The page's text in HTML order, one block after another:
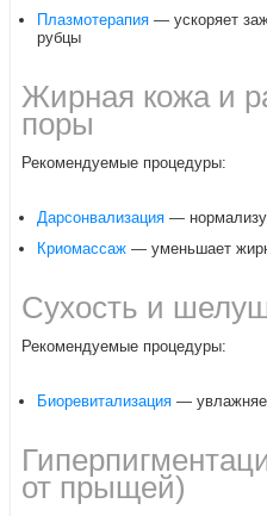
Плазмотерапия — ускоряет
рубцы
Жирная кожа и
поры
Рекомендуемые процедуры:
Дарсонвализация —
Криомассаж — уменьшает
Сухость и
Рекомендуемые процедуры:
Биоревитализация —
от прыщей)